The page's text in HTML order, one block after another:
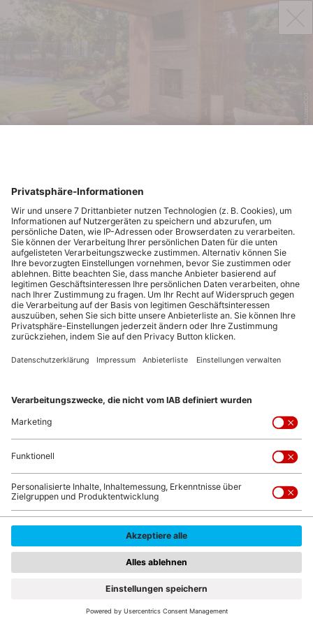
© Pixabay.de/LizenzCC0
Raum für Entspannung
Egal ob Obstkuchen mit Früchten aus dem eigenen
Garten oder ein Glas Minztee mit Blättern aus dem Beet
– jetzt wird wieder draußen auf der Terrasse genossen.
Zeit also, Terrasse und Garten auf die neue Draußen-
Saison vorzubereiten.
Die richtige Möblierung
Ein Glas Wein am Abend, zusammen mit Freunden
und Familie – dafür braucht es bequeme
Sitzgelegenheiten. Die Bierbank tut es zur Not
auch. Ist die Terrasse überdacht, lohnen sich aber
einem langen Arbeitstag nicht gerne entspannt